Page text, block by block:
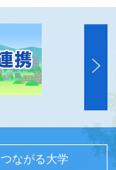
つながる大学